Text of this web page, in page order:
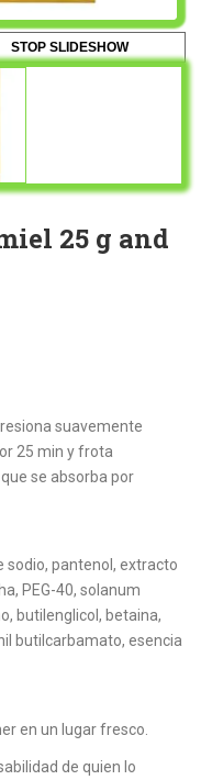
STOP SLIDESHOW
25 g and
suavemente
25 min y frota
se absorba por
sodio, pantenol, extracto
PEG-40, solanum
butilenglicol, betaina,
butilcarbamato, esencia
en un lugar fresco.
de quien lo